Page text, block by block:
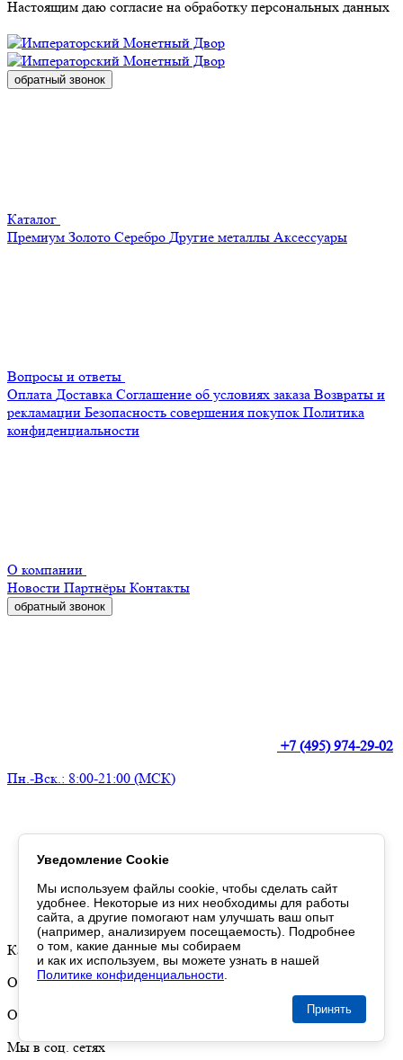
Уведомление Cookie
Мы используем файлы cookie, чтобы сделать сайт
удобнее. Некоторые из них необходимы для работы
сайта, а другие помогают нам улучшать ваш опыт
(например, анализируем посещаемость). Подробнее
о том , какие данные мы собираем
и как их используем
вы можете узнать в нашей
Политике конфиденциальности
Принять
Настоящим даю согласие на обработку персональных данных
обратный звонок
Каталог
Премиум Золото Серебро Другие металлы Аксессуары
Вопросы и ответы
Оплата Доставка Соглашение об условиях заказа Возвраты и
рекламации Безопасность совершения покупок Политика
конфиденциальности
О компании
Новости Партнёры Контакты
обратный звонок
+7 (495) 974-29-02
Пн.-Вск.: 8:00-21:00 (МСК)
г. Москва, ул. 2-я
Кабельная, дом 2, стр.19
ООО "Императорский монетный двор"
ОГРН: 1127746433462
Мы в соц. сетях